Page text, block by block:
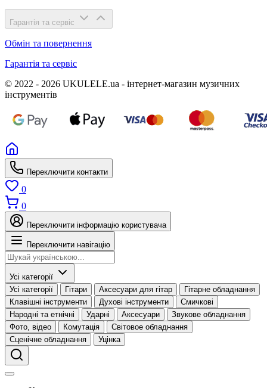
Гарантія та сервіс
Обмін та повернення
Гарантія та сервіс
© 2022 - 2026 UKULELE.ua - інтернет-магазин музичних
інструментів
Переключити контакти
0
0
Переключити інформацію користувача
Переключити навігацію
Усі категорії
Усі категорії
Гітари Аксесуари для гітар
Гітарне обладнання
Клавішні інструменти
Духові інструменти
Смичкові
Народні та етнічні
Ударні Аксесуари
Звукове обладнання
Фото, відео
Комутація
Світовое обладнання
Сценічне обладнання
Уцінка